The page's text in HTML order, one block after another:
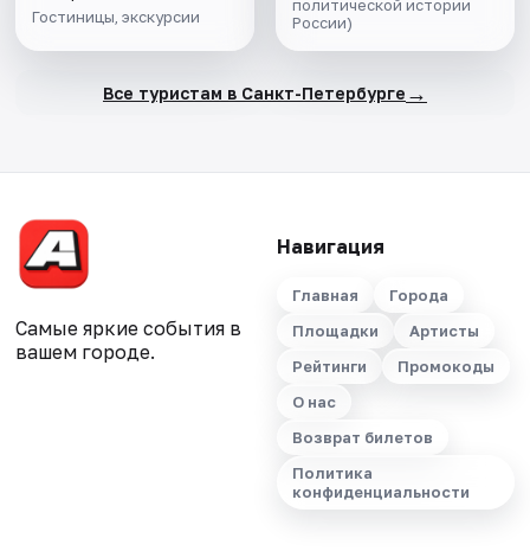
Гостиницы, экскурсии
политической истории
России)
Все туристам в Санкт-Петербурге →
Самые яркие события в
вашем городе.
Навигация
Главная
Города
Площадки
Артисты
Рейтинги
Промокоды
О нас
Возврат билетов
Политика
конфиденциальности